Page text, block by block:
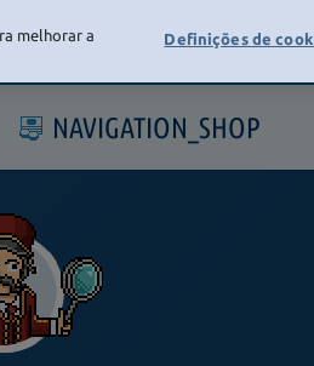
NAVIGATION_SHOP
melhorar a
Definições de